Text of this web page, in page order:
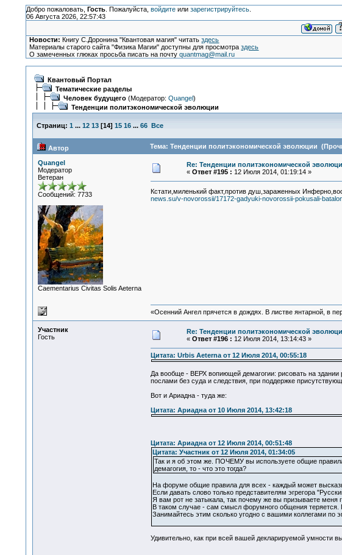
Добро пожаловать, Гость. Пожалуйста, войдитеили зарегистрируйтесь.
06 Августа 2026, 22:57:43
Новости: Книгу С.Доронина "Квантовая магия" читатьздесь
Материалы старого сайта "Физика Магии" доступны для просмотраздесь
О замеченных глюках просьба писать на почтуquantmag@mail.ru
Квантовый Портал
Тематические разделы
Человек будущего(Модератор: Quangel)
Тенденции политэкономической эволюции
Страниц: 1 ... 12 13[14] 15 16 ... 66 Все
Автор Тема: Тенденции политэкономической эволюции
Quangel
Модератор
Ветеран
Сообщений: 7733
Сaementarius Civitas Solis Aeterna
Re: Тенденции политэкономической
« Ответ #195 : 12 Июля 2014, 01:19:14 »
Кстати,миленький факт,против душ,зараженных
news.su/v-novorossii/17172-gadyuki-novorossii-pokusali-
«Осенний Ангел прячется в дождях. В листве янтарной, в
Участник
Гость
Re: Тенденции политэкономической
« Ответ #196 : 12 Июля 2014, 13:14:43 »
Цитата: Urbis Aeterna от 12 Июля 2014, 00:55:18
Да вообще - ВЕРХ вопиющей демагогии: рисовать на здании
послами без суда и следствия, при поддержке
Вот и Ариадна - туда же:
Цитата: Ариадна от 10 Июля 2014, 13:42:18
Цитата: Ариадна от 12 Июля 2014, 00:51:48
Цитата: Участник от 12 Июля 2014, 01:34:05
Так и я об этом же. ПОЧЕМУ вы используете общие
демагогия, то - что это тогда?
На форуме общие правила для всех - каждый может
Если давать слово только представителям эгрегора
Я вам рот не затыкала, так почему же вы призываете
В таком случае - сам смысл форумного общения теряется.
Занимайтесь этим сколько угодно с вашими коллегами по
Удивительно, как при всей вашей декларируемой умности